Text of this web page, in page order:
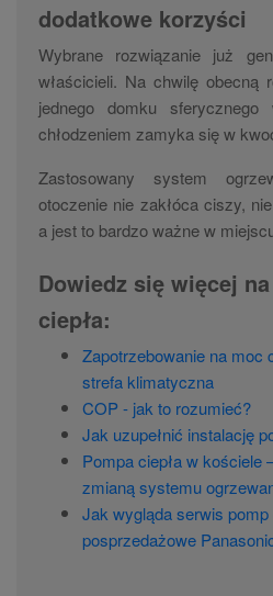
dodatkowe korzyści
Wybrane rozwiązanie już
właścicieli. Na chwilę obecną
jednego domku
chłodzeniem zamyka się w
Zastosowany system
otoczenie nie zakłóca ciszy,
a jest to bardzo ważne w
Dowiedz się więcej
ciepła:
Zapotrzebowanie na moc
strefa klimatyczna
COP - jak to rozumieć?
Jak uzupełnić instalację
Pompa ciepła w kościele
zmianą systemu
Jak wygląda serwis pomp
posprzedażowe